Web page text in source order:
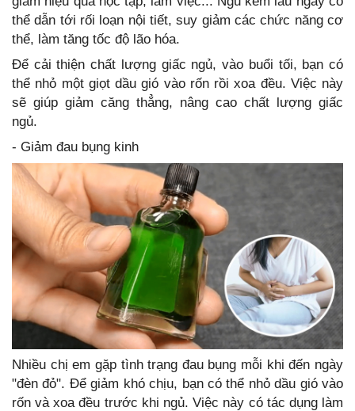
thể dẫn tới rối loạn nội tiết, suy giảm các chức năng cơ
thể, làm tăng tốc độ lão hóa.
Để cải thiện chất lượng giấc ngủ, vào buổi tối, bạn có
thể nhỏ một giọt dầu gió vào rốn rồi xoa đều. Việc này
sẽ giúp giảm căng thẳng, nâng cao chất lượng giấc
ngủ.
- Giảm đau bụng kinh
Nhiều chị em gặp tình trạng đau bụng mỗi khi đến ngày
"đèn đỏ". Để giảm khó chịu, bạn có thể nhỏ dầu gió vào
rốn và xoa đều trước khi ngủ. Việc này có tác dụng làm